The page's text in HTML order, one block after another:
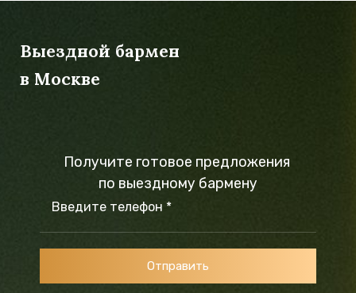
Введите телефон *
Отправить
Получите готовое предложения
по выездному бармену
Выездной бармен
в Москве